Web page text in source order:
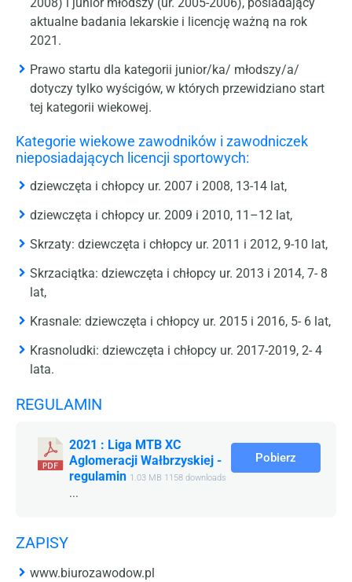
aktualne badania lekarskie i licencję ważną na rok
2021.
Prawo startu dla kategorii junior/ka/ młodszy/a/
dotyczy tylko wyścigów, w których przewidziano start
tej kategorii wiekowej.
Kategorie wiekowe zawodników i zawodniczek
nieposiadających licencji sportowych:
dziewczęta i chłopcy ur. 2007 i 2008, 13-14 lat,
dziewczęta i chłopcy ur. 2009 i 2010, 11–12 lat,
Skrzaty: dziewczęta i chłopcy ur. 2011 i 2012, 9-10 lat,
Skrzaciątka: dziewczęta i chłopcy ur. 2013 i 2014, 7- 8
lat,
Krasnale: dziewczęta i chłopcy ur. 2015 i 2016, 5- 6 lat,
Krasnoludki: dziewczęta i chłopcy ur. 2017-2019, 2- 4
lata.
REGULAMIN
2021 : Liga MTB XC
Aglomeracji Wałbrzyskiej -
regulamin 1.03 MB 1158 downloads
...
Pobierz
ZAPISY
www.biurozawodow.pl